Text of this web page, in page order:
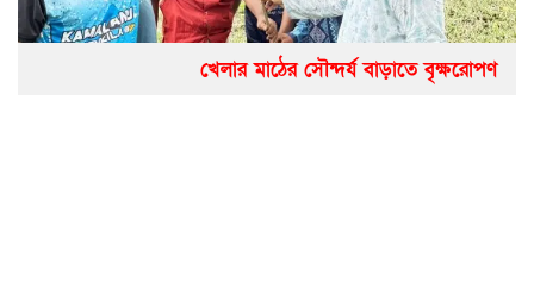
খেলার মাঠের সৌন্দর্য বাড়াতে বৃক্ষরোপণ